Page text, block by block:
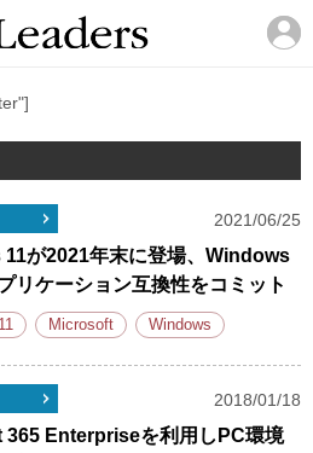
2021/06/25
が2021年末に登場、Windows
リケーション互換性をコミット
Microsoft Windows
2018/01/18
365 Enterpriseを利用しPC環境